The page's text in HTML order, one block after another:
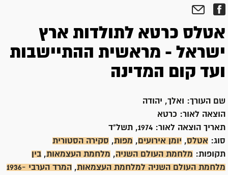
אטלס כרטא לתולדות ארץ
ישראל - מראשית ההתיישבות
ועד קום המדינה
שם העורך:
ואלך, יהודה
הוצאה לאור: כרטא
תאריך הוצאה לאור:
סוג: אטלס, יומן אירועים , מפות, סקירה הסטורית
תקופות: מלחמת העולם השניה, מלחמת העצמאות, בין
מלחמת העולם השניה למלחמת העצמאות,
המרד הערבי 1936-